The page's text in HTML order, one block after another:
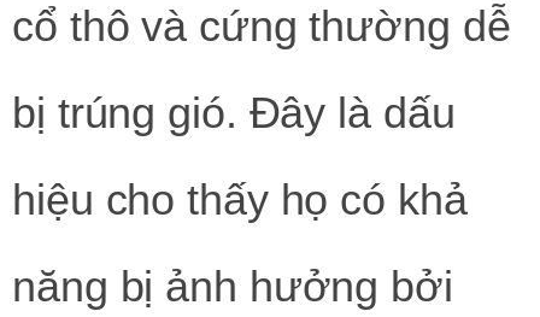
cổ thô và cứng thường dễ
bị trúng gió. Đây là dấu
hiệu cho thấy họ có khả
năng bị ảnh hưởng bởi